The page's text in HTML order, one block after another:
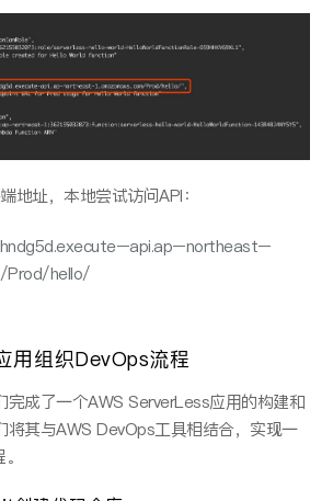
地址，本地尝试访问API：
5d.execute–api.ap–northeast–
/Prod/hello/
⽤组织DevOps流程
完成了⼀个AWS ServerLess应⽤的构建和
将其与AWS DevOps⼯具相结合，实现⼀